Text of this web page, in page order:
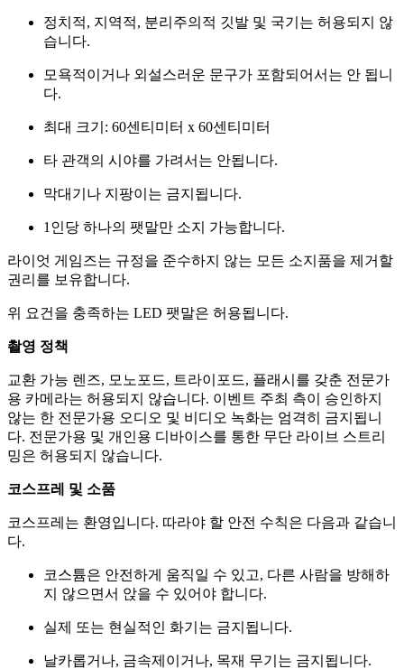
정치적, 지역적, 분리주의적 깃발 및 국기는 허용되지 않
습니다.
모욕적이거나 외설스러운 문구가 포함되어서는 안 됩니
다.
최대 크기: 60센티미터 x 60센티미터
타 관객의 시야를 가려서는 안됩니다.
막대기나 지팡이는 금지됩니다.
1인당 하나의 팻말만 소지 가능합니다.
라이엇 게임즈는 규정을 준수하지 않는 모든 소지품을 제거할
권리를 보유합니다.
위 요건을 충족하는 LED 팻말은 허용됩니다.
촬영 정책
교환 가능 렌즈, 모노포드, 트라이포드, 플래시를 갖춘 전문가
용 카메라는 허용되지 않습니다. 이벤트 주최 측이 승인하지
않는 한 전문가용 오디오 및 비디오 녹화는 엄격히 금지됩니
다. 전문가용 및 개인용 디바이스를 통한 무단 라이브 스트리
밍은 허용되지 않습니다.
코스프레 및 소품
코스프레는 환영입니다. 따라야 할 안전 수칙은 다음과 같습니
다.
코스튬은 안전하게 움직일 수 있고, 다른 사람을 방해하
지 않으면서 앉을 수 있어야 합니다.
실제 또는 현실적인 화기는 금지됩니다.
날카롭거나, 금속제이거나, 목재 무기는 금지됩니다.